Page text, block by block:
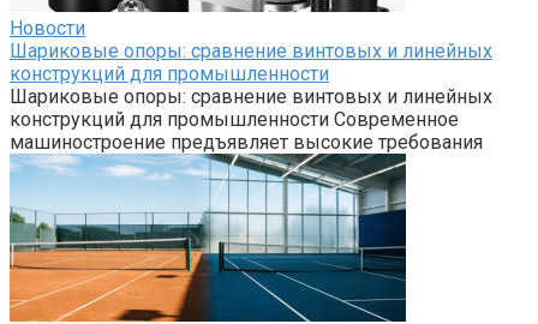
Новости
Шариковые опоры: сравнение винтовых и линейных
конструкций для промышленности
Шариковые опоры: сравнение винтовых и линейных
конструкций для промышленности Современное
машиностроение предъявляет высокие требования